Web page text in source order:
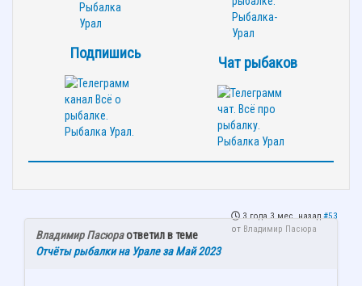
Подпишись
Чат рыбаков
3 года 3 мес. назад #53
от Владимир Пасюра
Владимир Пасюраответил в теме
Отчёты рыбалки на Урале за Май 2023